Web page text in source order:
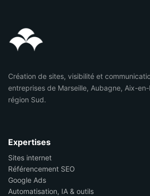
Création de sites, visibilité et
entreprises de Marseille, Aubagne, Aix-
région Sud.
Expertises
Sites internet
Référencement SEO
Google Ads
Automatisation, IA & outils